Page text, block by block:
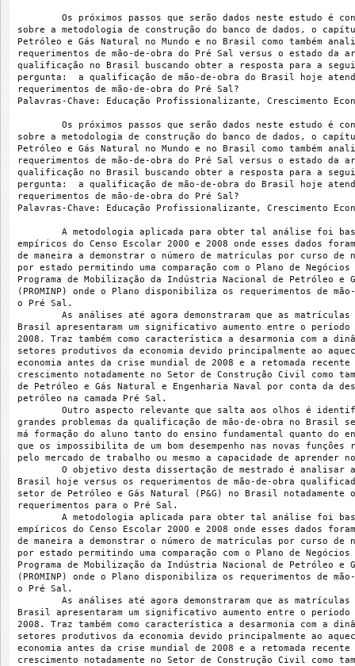
Os próximos passos que serão dados neste estudo é
sobre a metodologia de construção do banco de dados, o
Petróleo e Gás Natural no Mundo e no Brasil como também
requerimentos de mão-de-obra do Pré Sal versus o estado da
qualificação no Brasil buscando obter a resposta para a
pergunta:  a qualificação de mão-de-obra do Brasil hoje
requerimentos de mão-de-obra do Pré Sal?
Palavras-Chave: Educação Profissionalizante, Crescimento
Os próximos passos que serão dados neste estudo é
sobre a metodologia de construção do banco de dados, o
Petróleo e Gás Natural no Mundo e no Brasil como também
requerimentos de mão-de-obra do Pré Sal versus o estado da
qualificação no Brasil buscando obter a resposta para a
pergunta:  a qualificação de mão-de-obra do Brasil hoje
requerimentos de mão-de-obra do Pré Sal?
Palavras-Chave: Educação Profissionalizante, Crescimento
A metodologia aplicada para obter tal análise foi
empíricos do Censo Escolar 2000 e 2008 onde esses dados
de maneira a demonstrar o número de matrículas por curso
por estado permitindo uma comparação com o Plano de Negócios
Programa de Mobilização da Indústria Nacional de Petróleo e
(PROMINP) onde o Plano disponibiliza os requerimentos de
o Pré Sal.
As análises até agora demonstraram que as matrículas
Brasil apresentaram um significativo aumento entre o período
2008. Traz também como característica a desarmonia com a
setores produtivos da economia devido principalmente ao
economia antes da crise mundial de 2008 e a retomada recente
crescimento notadamente no Setor de Construção Civil como
de Petróleo e Gás Natural e Engenharia Naval por conta da
petróleo na camada Pré Sal.
Outro aspecto relevante que salta aos olhos é
grandes problemas da qualificação de mão-de-obra no Brasil se
má formação do aluno tanto do ensino fundamental quanto do
que os impossibilita de um bom desempenho nas novas funções
pelo mercado de trabalho ou mesmo a capacidade de aprender
O objetivo desta dissertação de mestrado é analisar
Brasil hoje versus os requerimentos de mão-de-obra
setor de Petróleo e Gás Natural (P&G) no Brasil notadamente
requerimentos para o Pré Sal.
A metodologia aplicada para obter tal análise foi
empíricos do Censo Escolar 2000 e 2008 onde esses dados
de maneira a demonstrar o número de matrículas por curso
por estado permitindo uma comparação com o Plano de Negócios
Programa de Mobilização da Indústria Nacional de Petróleo e
(PROMINP) onde o Plano disponibiliza os requerimentos de
o Pré Sal.
As análises até agora demonstraram que as matrículas
Brasil apresentaram um significativo aumento entre o período
2008. Traz também como característica a desarmonia com a
setores produtivos da economia devido principalmente ao
economia antes da crise mundial de 2008 e a retomada recente
crescimento notadamente no Setor de Construção Civil como